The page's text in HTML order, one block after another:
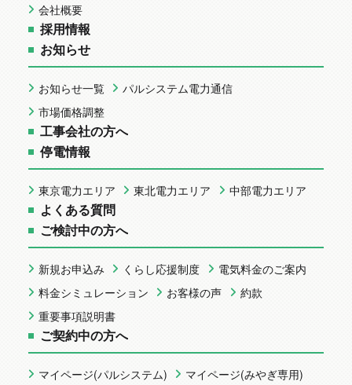
会社概要
採用情報
お知らせ
お知らせ一覧
パルシステム電力通信
市場価格調整
工事会社の方へ
停電情報
東京電力エリア 東北電力エリア 中部電力エリア
よくある質問
ご検討中の方へ
新規お申込み くらし応援制度
電気料金のご案内
料金シミュレーション
お客様の声
約款
重要事項説明書
ご契約中の方へ
マイページ(パルシステム) マイページ(みやぎ専用)